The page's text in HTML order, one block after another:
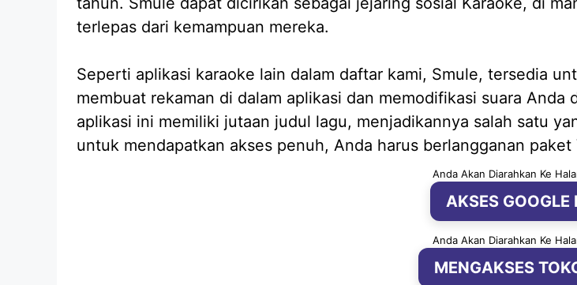
terlepas dari kemampuan mereka.
Seperti aplikasi karaoke lain dalam daftar kami, Smule, tersedia
membuat rekaman di dalam aplikasi dan memodifikasi suara
aplikasi ini memiliki jutaan judul lagu, menjadikannya salah satu
untuk mendapatkan akses penuh, Anda harus berlangganan
Anda Akan Diarahkan Ke
AKSES GOOGLE
Anda Akan Diarahkan Ke
MENGAKSES